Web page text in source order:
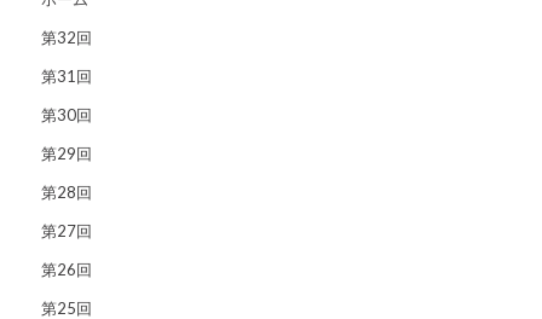
第32回
第31回
第30回
第29回
第28回
第27回
第26回
第25回